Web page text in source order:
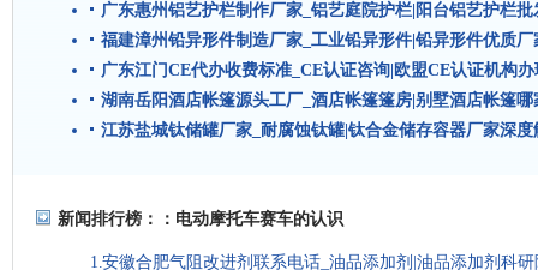
广东惠州铝艺护栏制作厂家_铝艺庭院护栏|阳台铝艺护栏
福建漳州铅异形件制造厂家_工业铅异形件|铅异形件优质厂
广东江门CE代办收费标准_CE认证咨询|欧盟CE认证机构
湖南岳阳酒店帐篷源头工厂_酒店帐篷篷房|别墅酒店帐篷
江苏盐城钛储罐厂家_耐腐蚀钛罐|钛合金储存容器厂家深度
新闻排行榜：： 电动摩托车赛车的认识
安徽合肥气阻改进剂联系电话_油品添加剂|油品添加剂科